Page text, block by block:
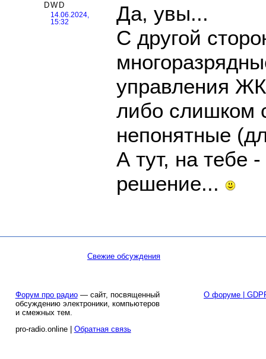
DWD
14.06.2024,
15:32
Да, увы...
С другой
управления
либо слишком
непонятные
А тут, на тебе -
решение...
Свежие обсуждения
Форум про радио— сайт, посвященный
обсуждению электроники, компьютеров
и смежных тем.
pro-radio.online | Обратная связь
О форуме |